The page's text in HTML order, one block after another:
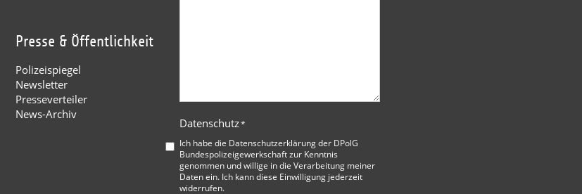
Presse & Öffentlichkeit
Polizeispiegel
Newsletter
Presseverteiler
News-Archiv
Datenschutz*
Ich habe die Datenschutzerklärung der DPolG
Bundespolizeigewerkschaftzur Kenntnis
genommen und willige in die Verarbeitung meiner
Daten ein. Ich kann diese Einwilligung jederzeit
widerrufen.